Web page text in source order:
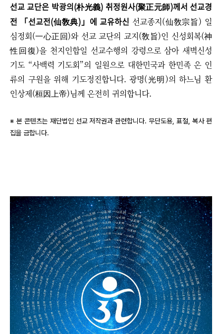
선교 교단은 박광의(朴光義) 취정원사(聚正元師)께서 선교경
전 「선교전(仙敎典)」에 교유하신 선교종지(仙敎宗旨) 일
심정회(一心正回)와 선교 교단의 교지(敎旨)인 신성회복(神
性回復)을 천지인합일 선교수행의 강령으로 삼아 새벽신성
기도 “사백력 기도회”의 일원으로 대한민국과 한민족 온 인
류의 구원을 위해 기도정진합니다. 광명(光明)의 하느님 환
인상제(桓因上帝)님께 온전히 귀의합니다.
※ 본 콘텐츠는 재단법인 선교 저작권과 관련합니다. 무단도용, 표절, 복사 편
집을 금합니다.